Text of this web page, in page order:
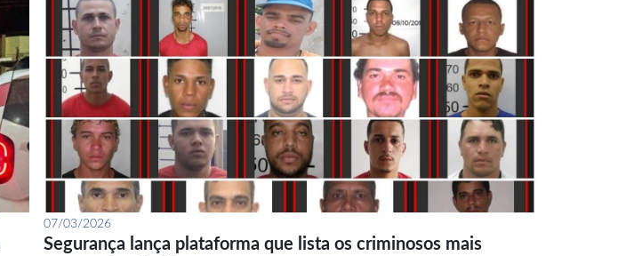
07/03/2026
Segurança lança plataforma que lista os criminosos mais